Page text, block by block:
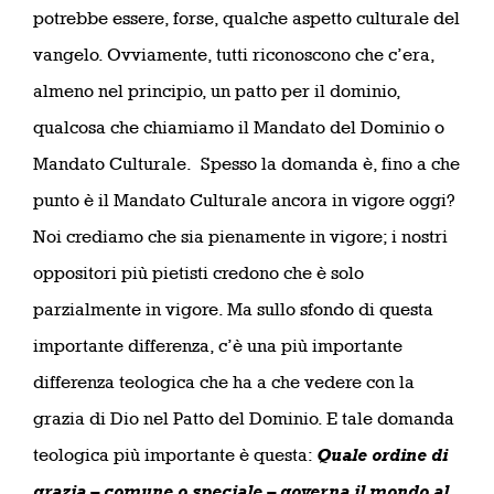
potrebbe essere, forse, qualche aspetto culturale del
vangelo. Ovviamente, tutti riconoscono che c’era,
almeno nel principio, un patto per il dominio,
qualcosa che chiamiamo il Mandato del Dominio o
Mandato Culturale.
Spesso la domanda è, fino a che
punto è il Mandato Culturale ancora in vigore oggi?
Noi crediamo che sia pienamente in vigore; i nostri
oppositori più pietisti credono che è solo
parzialmente in vigore. Ma sullo sfondo di questa
importante differenza, c’è una più importante
differenza teologica che ha a che vedere con la
grazia di Dio nel Patto del Dominio. E tale domanda
teologica più importante è questa: Quale ordine di